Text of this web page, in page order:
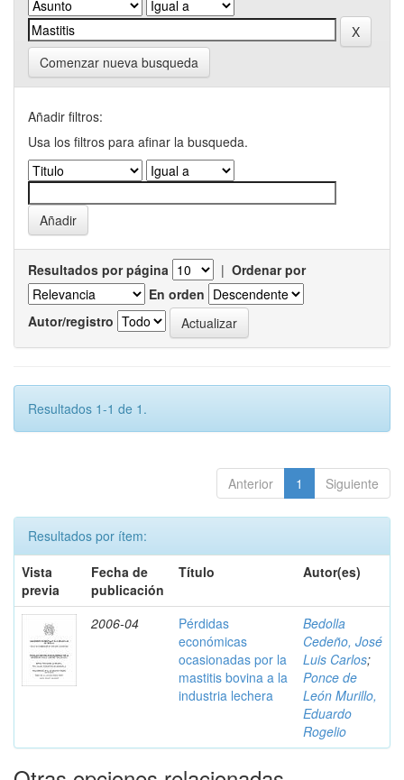
Comenzar nueva busqueda
Añadir filtros:
Usa los filtros para afinar la busqueda.
Resultados por página | Ordenar por
En orden
Autor/registro
Resultados 1-1 de 1.
Anterior 1 Siguiente
Resultados por ítem:
Vista
previa
Fecha de
publicación
Título Autor(es)
2006-04
Pérdidas
económicas
ocasionadas por la
mastitis bovina a la
industria lechera
Bedolla
Cedeño, José
Luis Carlos;
Ponce de
León Murillo,
Eduardo
Rogelio